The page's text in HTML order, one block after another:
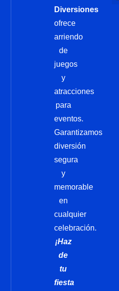
Diversiones
ofrece
arriendo
de
juegos
y
atracciones
para
eventos.
Garantizamos
diversión
segura
y
memorable
en
cualquier
celebración.
¡Haz
de
tu
fiesta